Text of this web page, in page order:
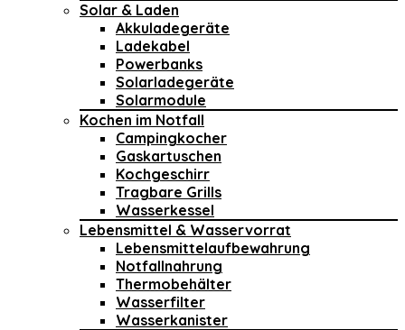
Solar & Laden
Akkuladegeräte
Ladekabel
Powerbanks
Solarladegeräte
Solarmodule
Kochen im Notfall
Campingkocher
Gaskartuschen
Kochgeschirr
Tragbare Grills
Wasserkessel
Lebensmittel & Wasservorrat
Lebensmittelaufbewahrung
Notfallnahrung
Thermobehälter
Wasserfilter
Wasserkanister